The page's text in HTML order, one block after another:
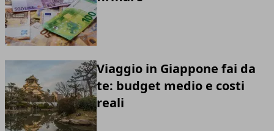
Viaggio in Giappone fai da
te: budget medio e costi
reali